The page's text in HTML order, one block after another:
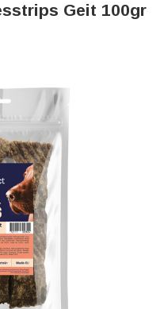
Geit 100gr